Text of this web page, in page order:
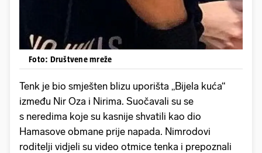
Foto: Društvene mreže
Tenk je bio smješten blizu uporišta „Bijela kuća“
između Nir Oza i Nirima. Suočavali su se
s neredima koje su kasnije shvatili kao dio
Hamasove obmane prije napada. Nimrodovi
roditelji vidjeli su video otmice tenka i prepoznali